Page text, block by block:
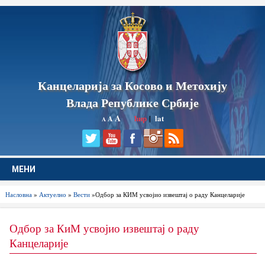
Канцеларија за Косово и Метохију
Влада Републике Србије
A AA ћир|lat
МЕНИ
Насловна» Актуелно » Вести»Одбор за КИМ усвојио извештај о раду Канцеларије
Одбор за КиМ усвојио извештај о раду
Канцеларије